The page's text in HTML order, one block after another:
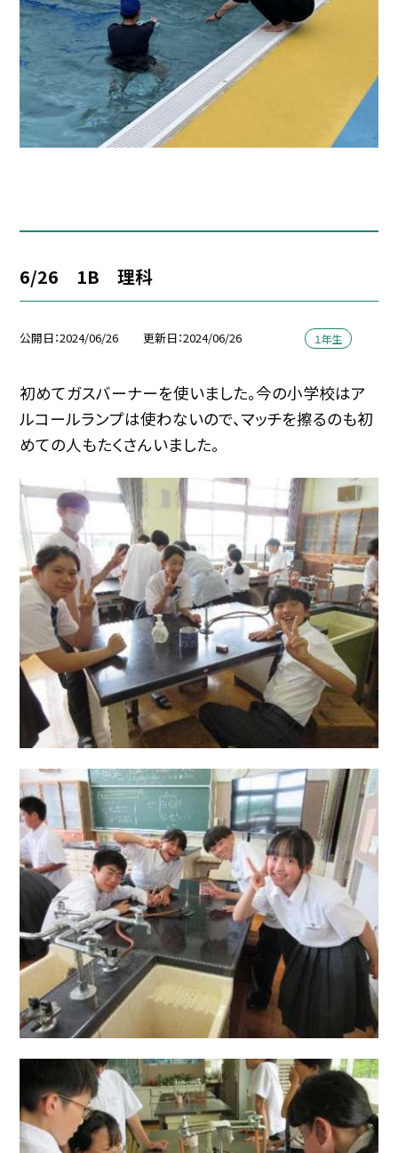
6/26 1B 理科
公開日 2024/06/26 更新日 2024/06/26 １年生
初めてガスバーナーを使いました。今の小学校はア
ルコールランプは使わないので、マッチを擦るのも初
めての人もたくさんいました。